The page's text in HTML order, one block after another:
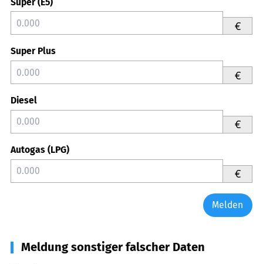
€
Super Plus
€
Diesel
€
Autogas (LPG)
€
Melden
Meldung sonstiger falscher Daten